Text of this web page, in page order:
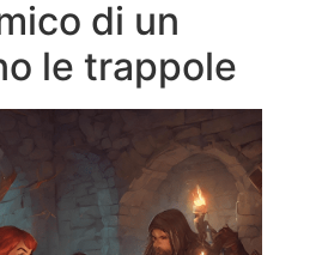
di un
le trappole